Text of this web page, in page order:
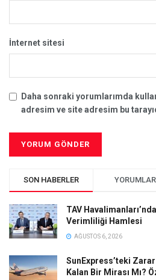
İnternet sitesi
Daha sonraki yorumlarımda
adresim ve site adresim bu
SON HABERLER YORUMLAR
TAV
Verimliliği Hamlesi
AĞUSTOS 6, 2026
SunExpress’teki
Kalan Bir Mirası Mı?